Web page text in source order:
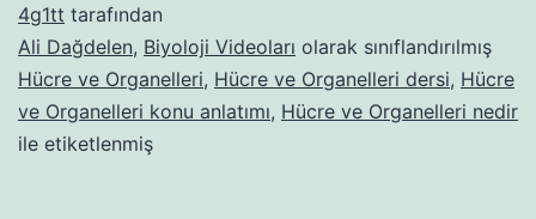
4g1tt tarafından
Ali Dağdelen, Biyoloji Videoları olarak sınıflandırılmış
Hücre ve Organelleri, Hücre ve Organelleri dersi, Hücre
ve Organelleri konu anlatımı, Hücre ve Organelleri nedir
ile etiketlenmiş